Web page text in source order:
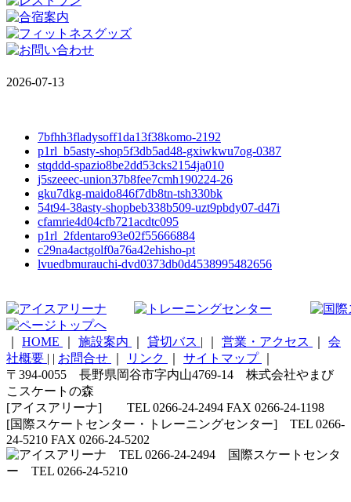
2026-07-13
7bfhh3fladysoff1da13f38komo-2192
p1rl_b5asty-shop5f3db5ad48-gxiwkwu7og-0387
stqddd-spazio8be2dd53cks2154ja010
j5szeeec-union37b8fee7cmh190224-26
gku7dkg-maido846f7db8tn-tsh330bk
54t94-38asty-shopbeb338b509-uzt9pbdy07-d47i
cfamrie4d04cfb721acdtc095
p1rl_2fdentaro93e02f55666884
c29na4actgolf0a76a42ehisho-pt
lvuedbmurauchi-dvd0373db0d4538995482656
HOME 施設案内 貸切バス | 営業・アクセス
会
社概要 | | お問合せ リンク サイトマップ
〒394-0055 長野県岡谷市字内山4769-14 株式会社やまび
こスケートの森
[アイスアリーナ] TEL 0266-24-2494 FAX 0266-24-1198
[国際スケートセンター・トレーニングセンター] TEL 0266-
24-5210 FAX 0266-24-5202